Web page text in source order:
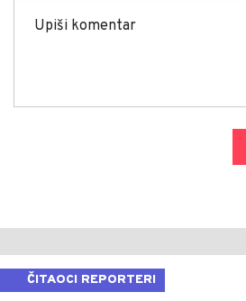
ČITAOCI REPORTERI